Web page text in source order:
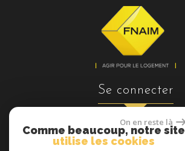
se connecter
On en reste là
Comme beaucoup, notre site
utilise les cookies